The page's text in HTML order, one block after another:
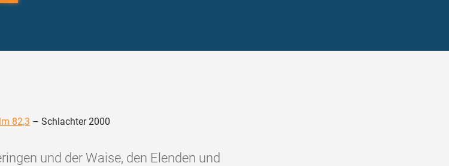
82,3 – Schlachter 2000
und der Waise, den Elenden und